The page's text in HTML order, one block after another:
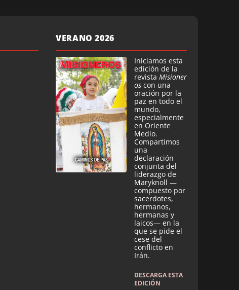
VERANO 2026
Iniciamos esta
edición de la
revista Misioner
os con una
oración por la
paz en todo el
mundo,
especialmente
en Oriente
Medio.
Compartimos
una
declaración
conjunta del
liderazgo de
Maryknoll —
compuesto por
sacerdotes,
hermanos,
hermanas y
laicos— en la
que se pide el
cese del
conflicto en
Irán.
DESCARGA ESTA
EDICIÓN